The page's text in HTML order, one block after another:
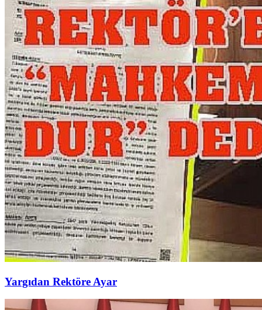
Yargıdan Rektöre Ayar